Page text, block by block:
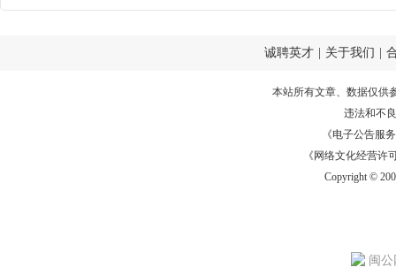
诚聘英才 关于我们
本站所有文章、数据仅供
违法和不
《电子公告服务
《网络文化经营许
Copyright ©
闽公